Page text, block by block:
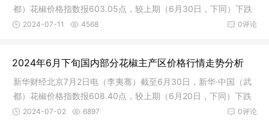
都）花椒价格指数报603.05点，较上期（6月30日，下同）下跌
5.36点，跌幅0.88%；与基期相比，下跌396.95点，跌幅39.7
质量等级维度来看，截至7月10日，特级花椒价格指数报644.56
点，较上期下跌0.20%，较基期下跌35.54%；一级花椒价格指数
报592.63点，较上期下跌1.47%，较基期下跌40.74%
0评论
2024-07-11 4568
2024年6月下旬国内部分花椒主产区价格行情走势分析
新华财经北京7月2日电（李夷骞）截至6月30日，新华·中国（武
都）花椒价格指数报608.40点，较上期（6月20日，下同）下跌
2.52点，跌幅0.41%；与基期相比，下跌391.60点，跌幅39.10评论
2024-07-02 6897